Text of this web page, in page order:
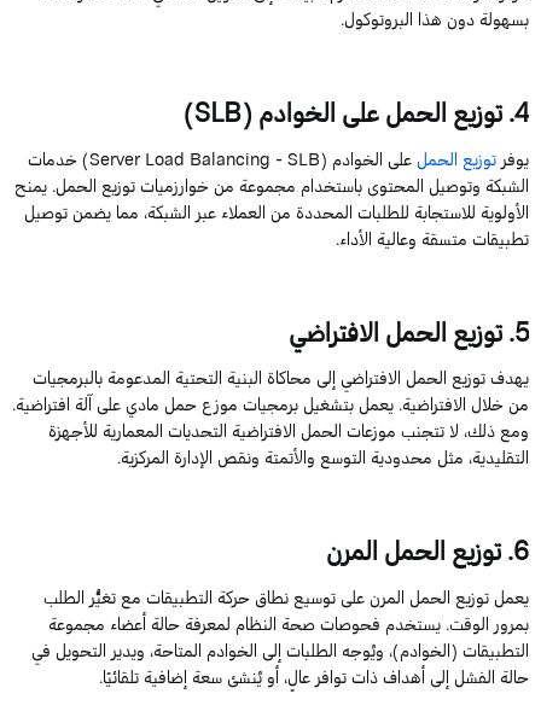
بسهولة دون هذا البروتوكول.
4. توزيع الحمل على الخوادم (SLB)
يوفرتوزيع الحملعلى الخوادم ( ServerLoad Balancing -SLB ) خدمات
الشبكة وتوصيل المحتوى باستخدام مجموعة من خوارزميات توزيع الحمل. يمنح
الأولوية للاستجابة للطلبات المحددة من العملاء عبر الشبكة، مما يضمن توصيل
تطبيقات متسقة وعالية الأداء.
5. توزيع الحمل الافتراضي
يهدف توزيع الحمل الافتراضي إلى محاكاة البنية التحتية المدعومة بالبرمجيات
من خلال الافتراضية. يعمل بتشغيل برمجيات موزع حمل مادي على آلة افتراضية.
ومع ذلك، لا تتجنب موزعات الحملالافتراضيةالتحديات المعمارية للأجهزة
التقليدية، مثل محدودية التوسع والأتمتة ونقص الإدارة المركزية.
6. توزيع الحمل المرن
يعمل توزيع الحمل المرن على توسيع نطاق حركة التطبيقات مع تغيُّر الطلب
بمرور الوقت. يستخدم فحوصات صحة النظام لمعرفة حالة أعضاء مجموعة
التطبيقات (الخوادم)، ويُوجه الطلبات إلى الخوادم المتاحة، ويدير التحويل في
حالة الفشل إلى أهداف ذات توافر عالٍ، أو يُنشئ سعة إضافية تلقائيًا.